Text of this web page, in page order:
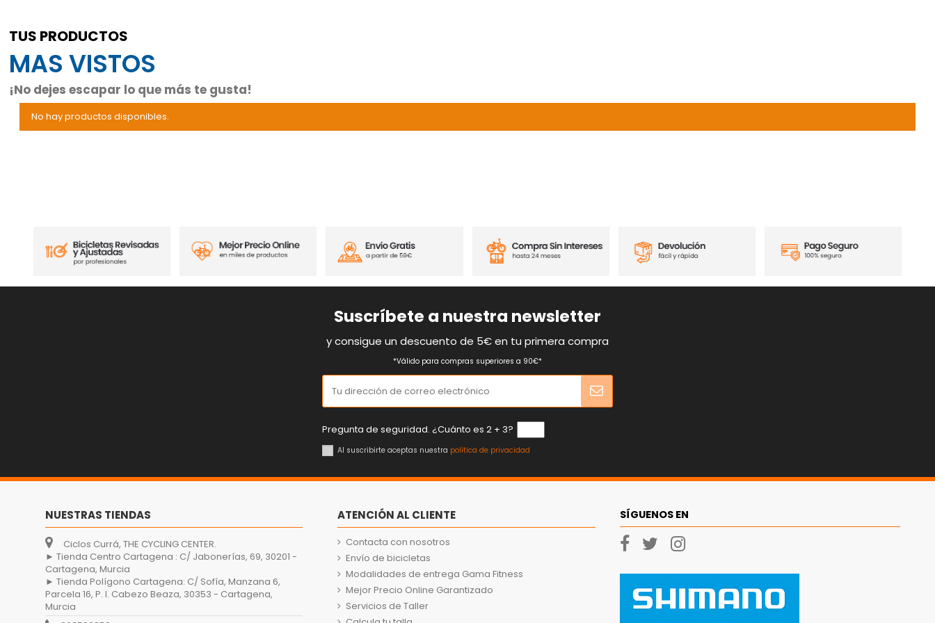
TUS PRODUCTOS
MAS VISTOS
¡No dejes escapar lo que más te gusta!
No hay productos disponibles.
Suscríbete a nuestra newsletter
y consigue un descuento de 5€ en tu primera compra
*Válido para compras superiores a 90€*
Pregunta de seguridad. ¿Cuánto es 2 + 3?
Al suscribirte aceptas nuestra política de privacidad
NUESTRAS TIENDAS
Ciclos Currá, THE CYCLING CENTER.
► Tienda Centro Cartagena : C/ Jabonerías, 69, 30201 -
Cartagena, Murcia
► Tienda Polígono Cartagena: C/ Sofía, Manzana 6,
Parcela 16, P. I. Cabezo Beaza, 30353 - Cartagena,
Murcia
ATENCIÓN AL CLIENTE
Contacta con nosotros
Envío de bicicletas
Modalidades de entrega Gama Fitness
Mejor Precio Online Garantizado
Servicios de Taller
SÍGUENOS EN